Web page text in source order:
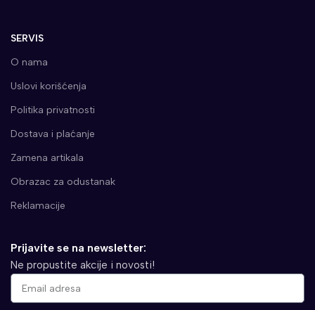
SERVIS
O nama
Uslovi korišćenja
Politika privatnosti
Dostava i plaćanje
Zamena artikala
Obrazac za odustanak
Reklamacije
Prijavite se na newsletter:
Ne propustite akcije i novosti!